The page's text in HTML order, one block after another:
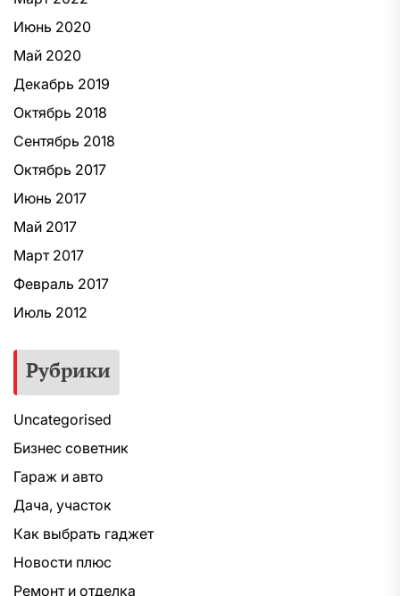
Июнь 2020
Май 2020
Декабрь 2019
Октябрь 2018
Сентябрь 2018
Октябрь 2017
Июнь 2017
Май 2017
Март 2017
Февраль 2017
Июль 2012
Рубрики
Uncategorised
Бизнес советник
Гараж и авто
Дача, участок
Как выбрать гаджет
Новости плюс
Ремонт и отделка